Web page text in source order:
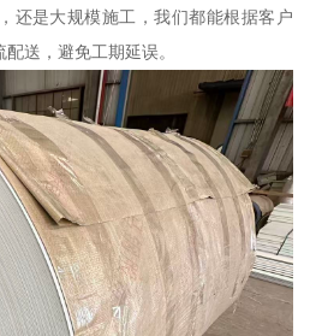
还是大规模施工，我们都能根据客户
送，避免工期延误。